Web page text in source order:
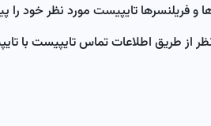
و فریلنسرها تایپیست مورد نظر خود
از طریق اطلاعات تماس تایپیست با